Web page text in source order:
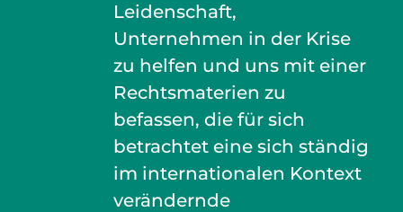
Leidenschaft,
Unternehmen in der Krise
zu helfen und uns mit einer
Rechtsmaterien zu
befassen, die für sich
betrachtet eine sich ständig
im internationalen Kontext
verändernde